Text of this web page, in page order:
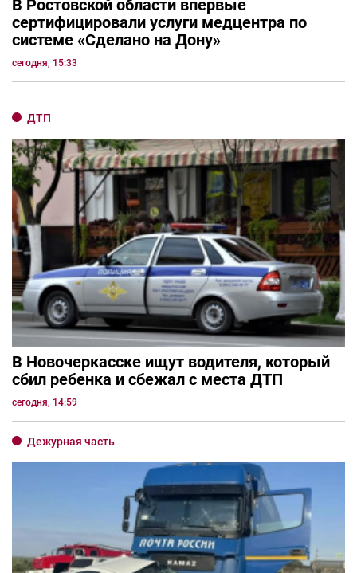
В Ростовской области впервые
сертифицировали услуги медцентра по
системе «Сделано на Дону»
сегодня, 15:33
ДТП
В Новочеркасске ищут водителя, который
сбил ребенка и сбежал с места ДТП
сегодня, 14:59
Дежурная часть